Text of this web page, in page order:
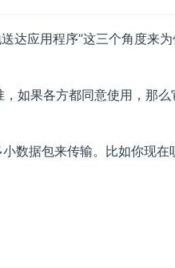
达应用程序”这三个角度来
如果各方都同意使用，那么
数据包来传输。比如你现在